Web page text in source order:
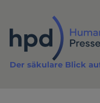
Inhalt
Der säkulare Blick